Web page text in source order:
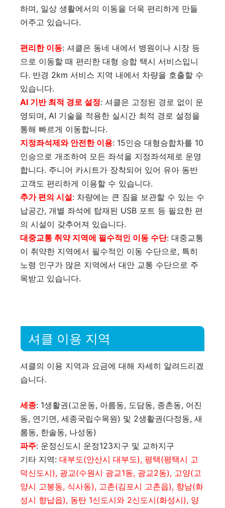
하며, 일상 생활에서의 이동을 더욱 편리하게 만들
어주고 있습니다.
편리한 이동: 셔클은 동네 내에서 병원이나 시장 등
으로 이동할 때 편리한 대형 승합 택시 서비스입니
다. 반경 2km 서비스 지역 내에서 차량을 호출할 수
있습니다.
AI 기반 최적 경로 설정: 셔클은 고정된 경로 없이 운
영되며, AI 기술을 적용한 실시간 최적 경로 설정을
통해 빠르게 이동합니다.
지정좌석제와 안전한 이용: 15인승 대형승합차를 10
인승으로 개조하여 모든 좌석을 지정좌석제로 운영
합니다. 주니어 카시트가 장착되어 있어 유아 동반
고객도 편리하게 이용할 수 있습니다.
추가 편의 시설: 차량에는 큰 짐을 보관할 수 있는 수
납공간, 개별 좌석에 탑재된 USB 포트 등 필요한 편
의 시설이 갖추어져 있습니다.
대중교통 취약 지역에 필수적인 이동 수단: 대중교통
이 취약한 지역에서 필수적인 이동 수단으로, 특히
노령 인구가 많은 지역에서 대안 교통 수단으로 주
목받고 있습니다​​.
셔클 이용 지역
셔클의 이용 지역과 요금에 대해 자세히 알려드리겠
습니다.
세종: 1생활권(고운동, 아름동, 도담동, 종촌동, 어진
동, 연기면, 세종국립수목원) 및 2생활권(다정동, 새
롬동, 한솔동, 나성동)
파주: 운정신도시 운정123지구 및 교하지구
기타 지역: 대부도(안산시 대부도), 평택(평택시 고
덕신도시), 광교(수원시 광교1동, 광교2동), 고양(고
양시 고봉동, 식사동), 고촌(김포시 고촌읍), 향남(화
성시 향납읍), 동탄 1신도시와 2신도시(화성시), 양